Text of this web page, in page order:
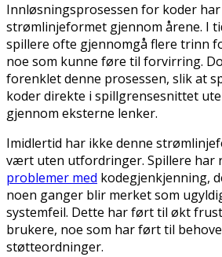
Innløsningsprosessen for koder
strømlinjeformet gjennom årene. I
spillere ofte gjennomgå flere trinn
noe som kunne føre til forvirring.
forenklet denne prosessen, slik at
koder direkte i spillgrensesnittet
gjennom eksterne lenker.
Imidlertid har ikke denne
vært uten utfordringer. Spillere har
problemer med kodegjenkjenning,
noen ganger blir merket som
systemfeil. Dette har ført til økt
brukere, noe som har ført til
støtteordninger.